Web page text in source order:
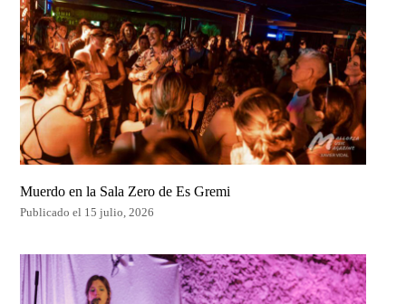
Muerdo en la Sala Zero de Es Gremi
Publicado el 15 julio, 2026